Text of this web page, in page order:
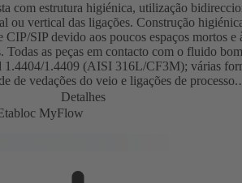
com estrutura higiénica, utilização
ou vertical das ligações. Construção
SIP devido aos poucos espaços mortos e
Todas as peças em contacto com o fluido
1.4404/1.4409 (AISI 316L/CF3M); várias
de vedações do veio e ligações de processo.
electrobomba com engrenagem e motor
da bomba conforme FDA e a norma
como acessório, entre outros: carro de
Detalhes
MyFlow